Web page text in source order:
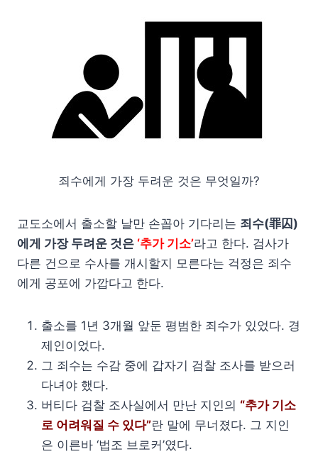
죄수에게 가장 두려운 것은 무엇일까?
교도소에서 출소할 날만 손꼽아 기다리는 죄수(罪囚)
에게 가장 두려운 것은 ‘추가 기소’라고 한다. 검사가
다른 건으로 수사를 개시할지 모른다는 걱정은 죄수
에게 공포에 가깝다고 한다.
출소를 1년 3개월 앞둔 평범한 죄수가 있었다. 경
제인이었다.
그 죄수는 수감 중에 갑자기 검찰 조사를 받으러
다녀야 했다.
버티다 검찰 조사실에서 만난 지인의 “추가 기소
로 어려워질 수 있다”란 말에 무너졌다. 그 지인
은 이른바 ‘법조 브로커’였다.